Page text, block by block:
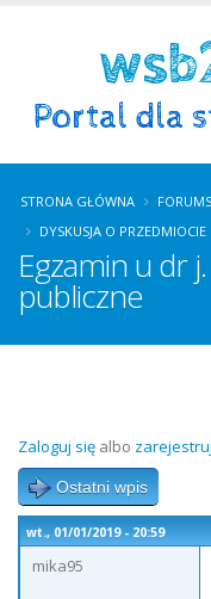
STRONA GŁÓWNA FORUMS
DYSKUSJA O
Egzamin u dr
publiczne
Zaloguj się albo zarejestruj
Ostatni wpis
wt., 01/01/2019 - 20:59
mika95